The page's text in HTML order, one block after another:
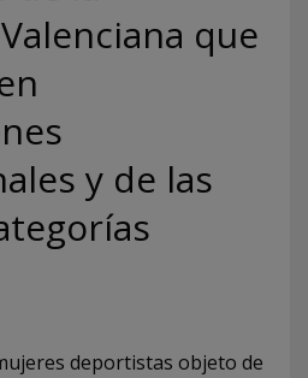
que
y de las
deportistas objeto de